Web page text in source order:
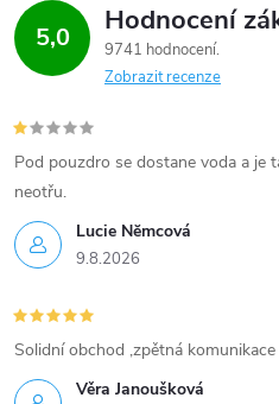
5,0 Hodnocení
9741 hodnocení
Zobrazit recenze
Lucie Nĕmcová
9.8.2026
Pod pouzdro se dostane voda a je
neotřu.
Věra Janoušková
Solidní obchod ,zpětná